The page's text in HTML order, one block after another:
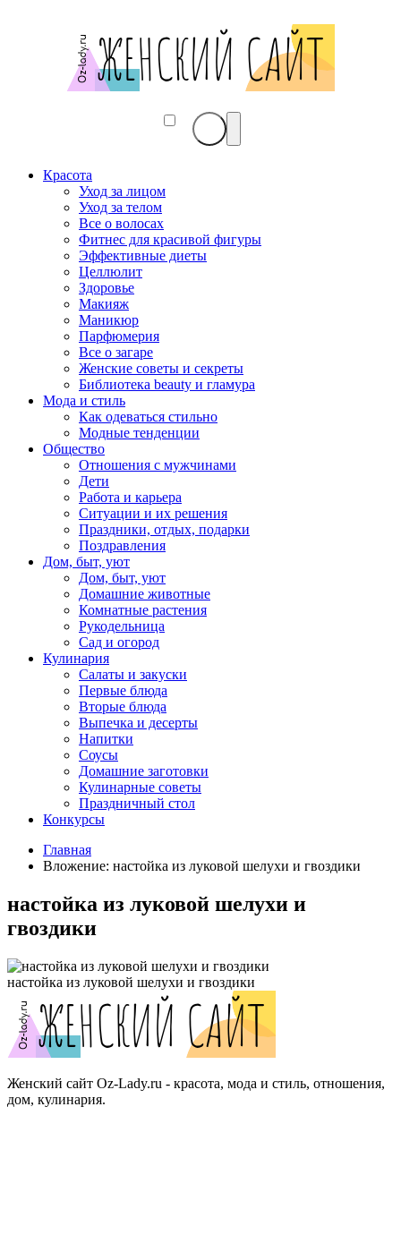
Красота
Уход за лицом
Уход за телом
Все о волосах
Фитнес для красивой фигуры
Эффективные диеты
Целлюлит
Здоровье
Макияж
Маникюр
Парфюмерия
Все о загаре
Женские советы и секреты
Библиотека beauty и гламура
Мода и стиль
Как одеваться стильно
Модные тенденции
Общество
Отношения с мужчинами
Дети
Работа и карьера
Ситуации и их решения
Праздники, отдых, подарки
Поздравления
Дом, быт, уют
Дом, быт, уют
Домашние животные
Комнатные растения
Рукодельница
Сад и огород
Кулинария
Салаты и закуски
Первые блюда
Вторые блюда
Выпечка и десерты
Напитки
Соусы
Домашние заготовки
Кулинарные советы
Праздничный стол
Конкурсы
Главная
Вложение: настойка из луковой шелухи и гвоздики
настойка из луковой шелухи и
гвоздики
настойка из луковой шелухи и гвоздики
Женский сайт Oz-Lady.ru - красота, мода и стиль, отношения,
дом, кулинария.